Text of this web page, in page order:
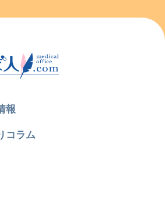
報
コラム